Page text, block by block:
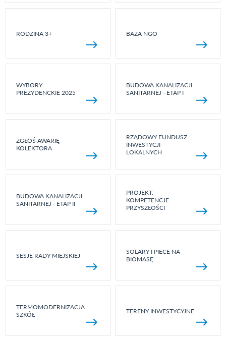
RODZINA 3+ BAZA NGO
WYBORY
PREZYDENCKIE 2025
BUDOWA KANALIZACJI
SANITARNEJ - ETAP I
ZGŁOŚ AWARIĘ
KOLEKTORA
RZĄDOWY FUNDUSZ
INWESTYCJI
LOKALNYCH
BUDOWA KANALIZACJI
SANITARNEJ - ETAP II
PROJEKT:
KOMPETENCJE
PRZYSZŁOŚCI
SESJE RADY MIEJSKIEJ
SOLARY I PIECE NA
BIOMASĘ
TERMOMODERNIZACJA
SZKÓŁ
TERENY INWESTYCYJNE